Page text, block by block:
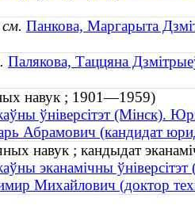
см. Панкова, Маргарыта
Палякова, Таццяна
навук ; 1901—1959)
ўніверсітэт (Мінск).
Абрамович (кандидат
навук ; кандыдат
эканамічны
Михайлович (доктор